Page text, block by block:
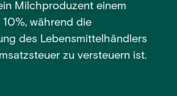
Milchproduzent einem
während die
des Lebensmittelhändlers
zu versteuern ist.